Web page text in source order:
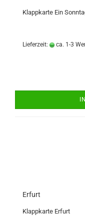
Klappkarte Ein
Lieferzeit: ca. 1-3
Erfurt
Klappkarte Erfurt